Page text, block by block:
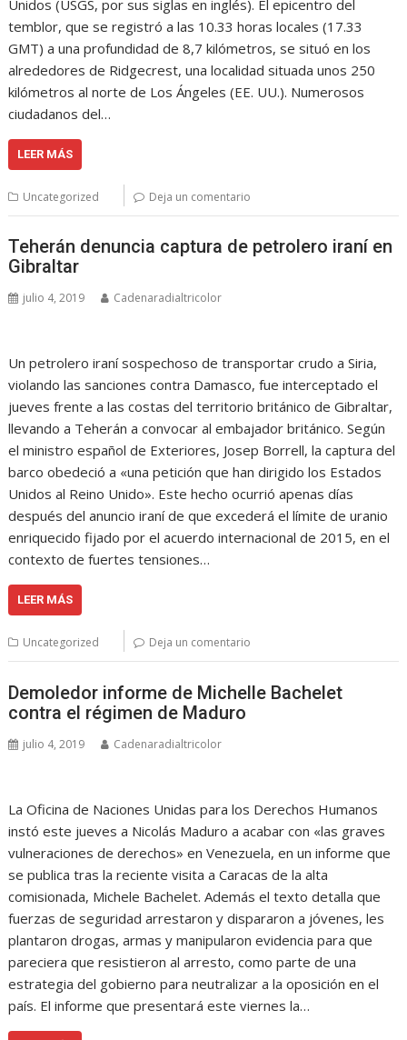
Unidos (USGS, por sus siglas en inglés). El epicentro del
temblor, que se registró a las 10.33 horas locales (17.33
GMT) a una profundidad de 8,7 kilómetros, se situó en los
alrededores de Ridgecrest, una localidad situada unos 250
kilómetros al norte de Los Ángeles (EE. UU.). Numerosos
ciudadanos del…
LEER MÁS
Uncategorized Deja un comentario
Teherán denuncia captura de petrolero iraní en
Gibraltar
julio 4, 2019 Cadenaradialtricolor
Un petrolero iraní sospechoso de transportar crudo a Siria,
violando las sanciones contra Damasco, fue interceptado el
jueves frente a las costas del territorio británico de Gibraltar,
llevando a Teherán a convocar al embajador británico. Según
el ministro español de Exteriores, Josep Borrell, la captura del
barco obedeció a «una petición que han dirigido los Estados
Unidos al Reino Unido». Este hecho ocurrió apenas días
después del anuncio iraní de que excederá el límite de uranio
enriquecido fijado por el acuerdo internacional de 2015, en el
contexto de fuertes tensiones…
LEER MÁS
Uncategorized Deja un comentario
Demoledor informe de Michelle Bachelet
contra el régimen de Maduro
julio 4, 2019 Cadenaradialtricolor
La Oficina de Naciones Unidas para los Derechos Humanos
instó este jueves a Nicolás Maduro a acabar con «las graves
vulneraciones de derechos» en Venezuela, en un informe que
se publica tras la reciente visita a Caracas de la alta
comisionada, Michele Bachelet. Además el texto detalla que
fuerzas de seguridad arrestaron y dispararon a jóvenes, les
plantaron drogas, armas y manipularon evidencia para que
pareciera que resistieron al arresto, como parte de una
estrategia del gobierno para neutralizar a la oposición en el
país. El informe que presentará este viernes la…